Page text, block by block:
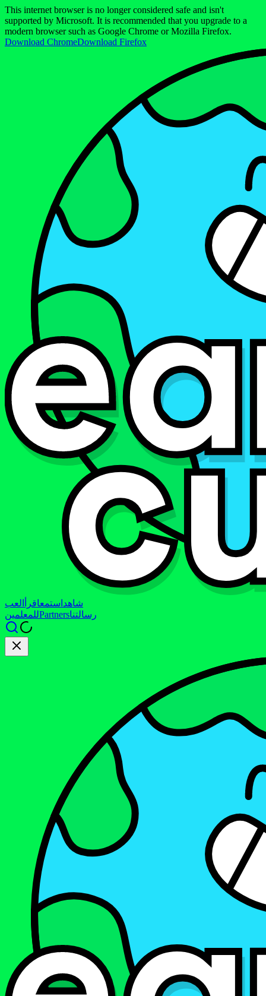
This internet browser is no longer considered safe and isn't
supported by Microsoft. It is recommended that you upgrade to a
modern browser such as Google Chrome or Mozilla Firefox.
Download ChromeDownload Firefox
شاهد استمعاقرأ
العب
للمعلمينPartnersرسالتنا